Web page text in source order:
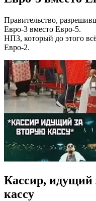
Правительство,
Евро-3 вместо Евро-5.
НПЗ, который до этого
Евро-2.
Кассир, идущий
кассу